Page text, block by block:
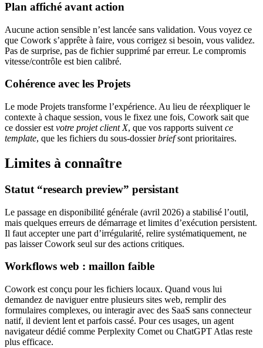
Plan affiché avant action
Aucune action sensible n’est lancée sans validation. Vous voyez ce
que Cowork s’apprête à faire, vous corrigez si besoin, vous validez.
Pas de surprise, pas de fichier supprimé par erreur. Le compromis
vitesse/contrôle est bien calibré.
Cohérence avec les Projets
Le mode Projets transforme l’expérience. Au lieu de réexpliquer le
contexte à chaque session, vous le fixez une fois, Cowork sait que
ce dossier est votre projet client X, que vos rapports suivent ce
template, que les fichiers du sous-dossierbriefsont prioritaires.
Limites à connaître
Statut “research preview” persistant
Le passage en disponibilité générale (avril 2026) a stabilisé l’outil,
mais quelques erreurs de démarrage et limites d’exécution persistent.
Il faut accepter une part d’irrégularité, relire systématiquement, ne
pas laisser Cowork seul sur des actions critiques.
Workflows web : maillon faible
Cowork est conçu pour les fichiers locaux. Quand vous lui
demandez de naviguer entre plusieurs sites web, remplir des
formulaires complexes, ou interagir avec des SaaS sans connecteur
natif, il devient lent et parfois cassé. Pour ces usages, un agent
navigateur dédié comme Perplexity Comet ou ChatGPT Atlas reste
plus efficace.